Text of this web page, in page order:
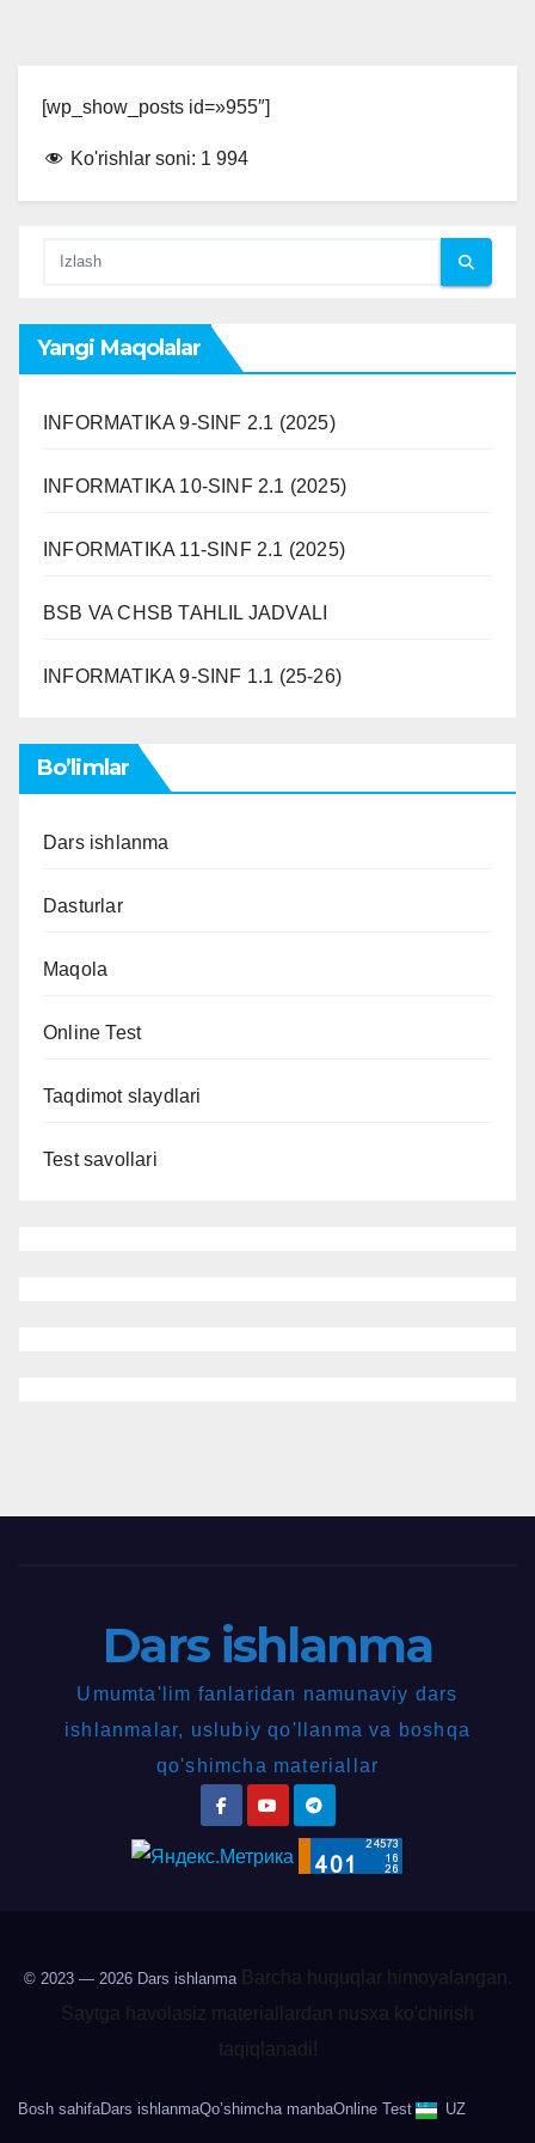
[wp_show_posts id=»955″]
Ko'rishlar soni: 1 994
Yangi Maqolalar
INFORMATIKA 9-SINF 2.1 (2025)
INFORMATIKA 10-SINF 2.1 (2025)
INFORMATIKA 11-SINF 2.1 (2025)
BSB VA CHSB TAHLIL JADVALI
INFORMATIKA 9-SINF 1.1 (25-26)
Bo’limlar
Dars ishlanma
Dasturlar
Maqola
Online Test
Taqdimot slaydlari
Test savollari
Dars ishlanma
Umumta'lim fanlaridan namunaviy dars
ishlanmalar, uslubiy qo'llanma va boshqa
qo'shimcha materiallar
© 2023 — 2026Dars ishlanmaBarcha huquqlar himoyalangan.
Saytga havolasiz materiallardan nusxa ko'chirish
taqiqlanadi!
Bosh sahifaDars ishlanmaQo’shimcha manbaOnline Test UZ